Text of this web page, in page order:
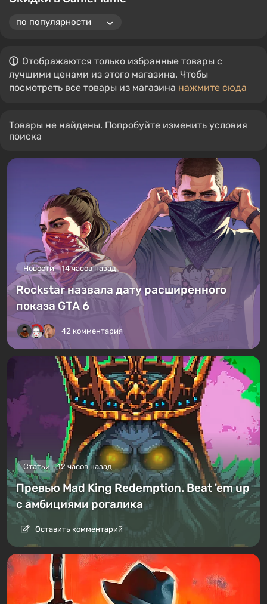
Отображаются только избранные товары с
лучшими ценами из этого магазина. Чтобы
посмотреть все товары из магазина нажмите сюда
Товары не найдены. Попробуйте изменить условия
поиска
Новости 14 часов назад
Rockstar назвала дату расширенного
показа GTA 6
42 комментария
Статьи 12 часов назад
Превью Mad King Redemption. Beat 'em up
с амбициями рогалика
Оставить комментарий